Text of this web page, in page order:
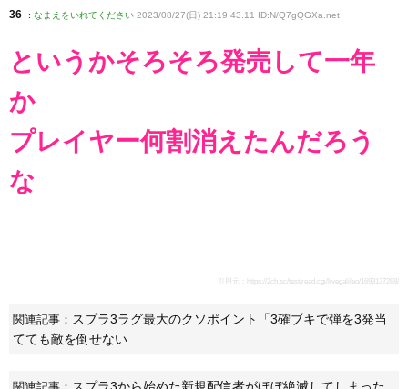
36 : なまえをいれてください 2023/08/27(日) 21:19:43.11 ID:N/Q7gQGXa.net
というかそろそろ発売して一年
か
プレイヤー何割消えたんだろう
な
引用元： https://2ch.sc/test/read.cgi/livegalileo/1693137288/
関連記事： スプラ3ラグ最大のクソポイント「3確ブキで弾を3発当
てても敵を倒せない
スプラ3から始めた新規配信者がほぼ絶滅してしまった